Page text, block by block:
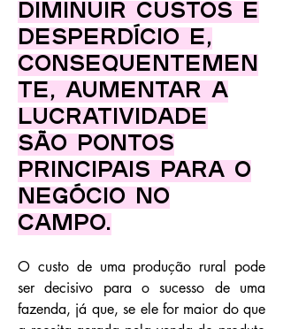
diminuir custos e
desperdício e,
consequentemen
te, aumentar a
lucratividade
são pontos
principais para o
negócio no
campo.
O custo de uma produção rural pode
ser decisivo para o sucesso de uma
fazenda, já que, se ele for maior do que